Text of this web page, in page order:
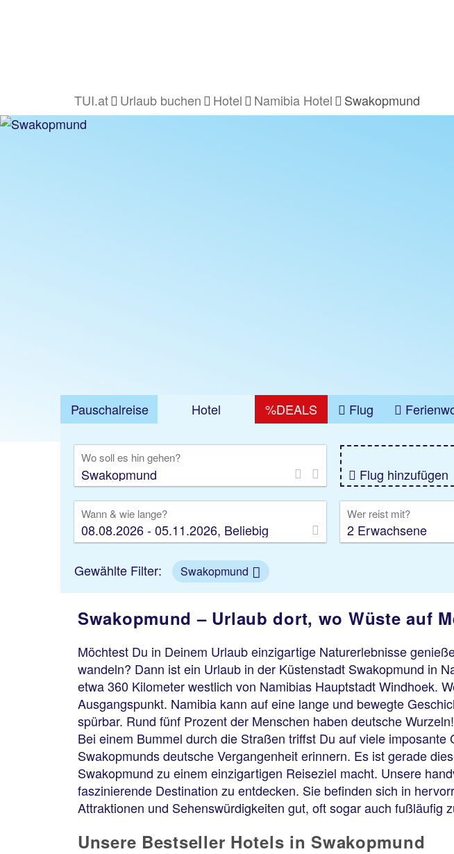
TUI.at Urlaub buchen Hotel Namibia Hotel Swakopmund
Pauschalreise Hotel %DEALS Flug
Wo soll es hin gehen?
Flug hinzufügen
Wann & wie lange?
08.08.2026 - 05.11.2026, Beliebig
Wer reist mit?
2 Erwachsene
Gewählte Filter: Swakopmund
Swakopmund – Urlaub dort, wo Wüste auf
Möchtest Du in Deinem Urlaub einzigartige Naturerlebnisse
wandeln? Dann ist ein Urlaub in der Küstenstadt Swakopmund in
etwa 360 Kilometer westlich von Namibias Hauptstadt Windhoek.
Ausgangspunkt. Namibia kann auf eine lange und bewegte
spürbar. Rund fünf Prozent der Menschen haben deutsche
Bei einem Bummel durch die Straßen triffst Du auf viele
Swakopmunds deutsche Vergangenheit erinnern. Es ist gerade
Swakopmund zu einem einzigartigen Reiseziel macht. Unsere
faszinierende Destination zu entdecken. Sie befinden sich in
Attraktionen und Sehenswürdigkeiten gut, oft sogar auch fußläufig
Unsere Bestseller Hotels in Swakopmund